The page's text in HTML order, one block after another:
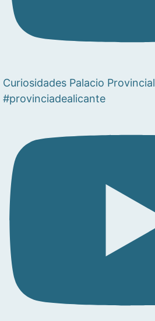
Curiosidades Palacio Provincial
#provinciadealicante